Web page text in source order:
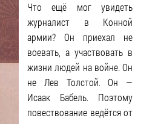
Что ещё мог увидеть
журналист в Конной
армии? Он приехал не
воевать, а участвовать в
жизни людей на войне. Он
не Лев Толстой. Он —
Исаак Бабель. Поэтому
повествование ведётся от
VISIT WEBSITE